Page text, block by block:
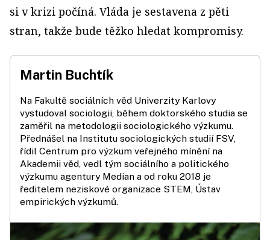
si v krizi počíná. Vláda je sestavena z pěti
stran, takže bude těžko hledat kompromisy.
Martin Buchtík
Na Fakultě sociálních věd Univerzity Karlovy
vystudoval sociologii, během doktorského studia se
zaměřil na metodologii sociologického výzkumu.
Přednášel na Institutu sociologických studií FSV,
řídil Centrum pro výzkum veřejného mínění na
Akademii věd, vedl tým sociálního a politického
výzkumu agentury Median a od roku 2018 je
ředitelem neziskové organizace STEM, Ústav
empirických výzkumů.